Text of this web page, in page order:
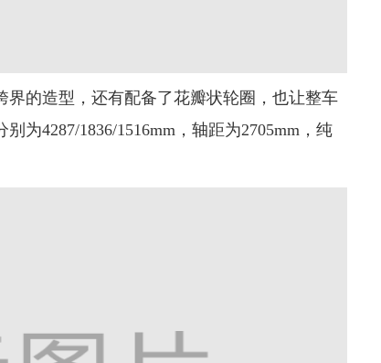
的造型，还有配备了花瓣状轮圈，也让整车
为4287/1836/1516mm，轴距为2705mm，纯